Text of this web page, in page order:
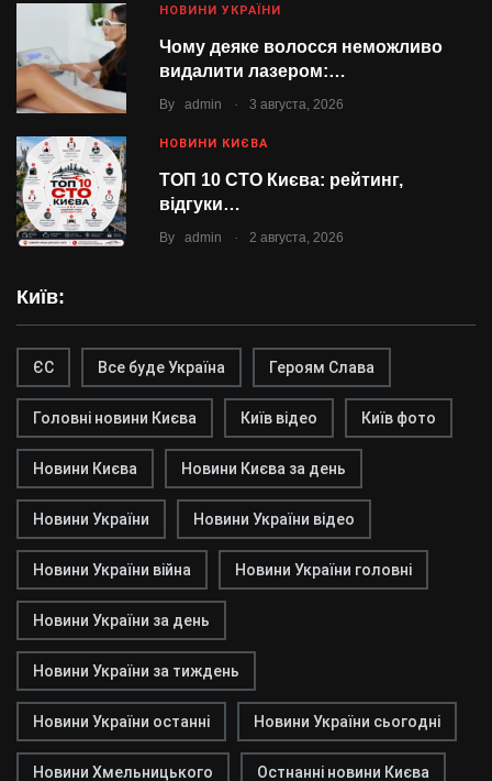
НОВИНИ УКРАЇНИ
Чому деяке волосся неможливо
видалити лазером:…
By admin . 3 августа, 2026
НОВИНИ КИЄВА
ТОП 10 СТО Києва: рейтинг,
відгуки…
By admin . 2 августа, 2026
Київ:
ЄС Все буде Україна Героям Слава
Головні новини Києва Київ відео Київ фото
Новини Києва Новини Києва за день
Новини України Новини України відео
Новини України війна Новини України головні
Новини України за день
Новини України за тиждень
Новини України останні Новини України сьогодні
Новини Хмельницького Остнанні новини Києва